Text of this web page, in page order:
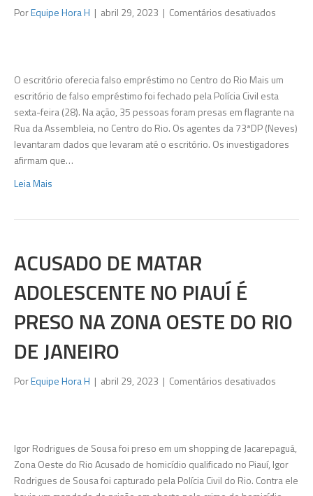
PorEquipe Hora H | abril 29, 2023 | Comentários desativados
crime’
é
fechado
pela
polícia
presas
O escritório oferecia falso empréstimo no Centro do Rio Mais um
escritório de falso empréstimo foi fechado pela Polícia Civil esta
sexta-feira (28). Na ação, 35 pessoas foram presas em flagrante na
Rua da Assembleia, no Centro do Rio. Os agentes da 73ªDP (Neves)
levantaram dados que levaram até o escritório. Os investigadores
afirmam que…
Leia Mais
ACUSADO DE MATAR
ADOLESCENTE NO PIAUÍ É
PRESO NA ZONA OESTE DO RIO
DE JANEIRO
PorEquipe Hora H | abril 29, 2023 | Comentários desativados
no
Piauí
é
Igor Rodrigues de Sousa foi preso em um shopping de Jacarepaguá,
Zona Oeste do Rio Acusado de homicídio qualificado no Piauí, Igor
Rodrigues de Sousa foi capturado pela Polícia Civil do Rio. Contra ele